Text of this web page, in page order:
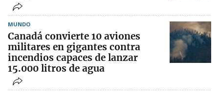
MUNDO
Canadá convierte 10 aviones
militares en gigantes contra
incendios capaces de lanzar
15.000 litros de agua